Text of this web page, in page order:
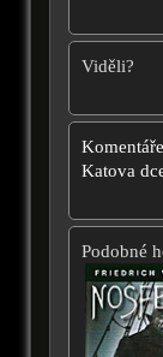
Viděli?
Katova
Podobné